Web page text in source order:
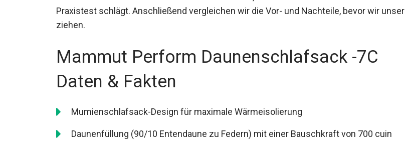
Praxistest schlägt. Anschließend vergleichen wir die Vor- und Nachteile, bevor wir unser
Fazit ziehen.
Mammut Perform Daunenschlafsack -7C
Daten & Fakten
Mumienschlafsack-Design für maximale Wärmeisolierung
Daunenfüllung (90/10 Entendaune zu Federn) mit einer Bauschkraft von 700 cuin